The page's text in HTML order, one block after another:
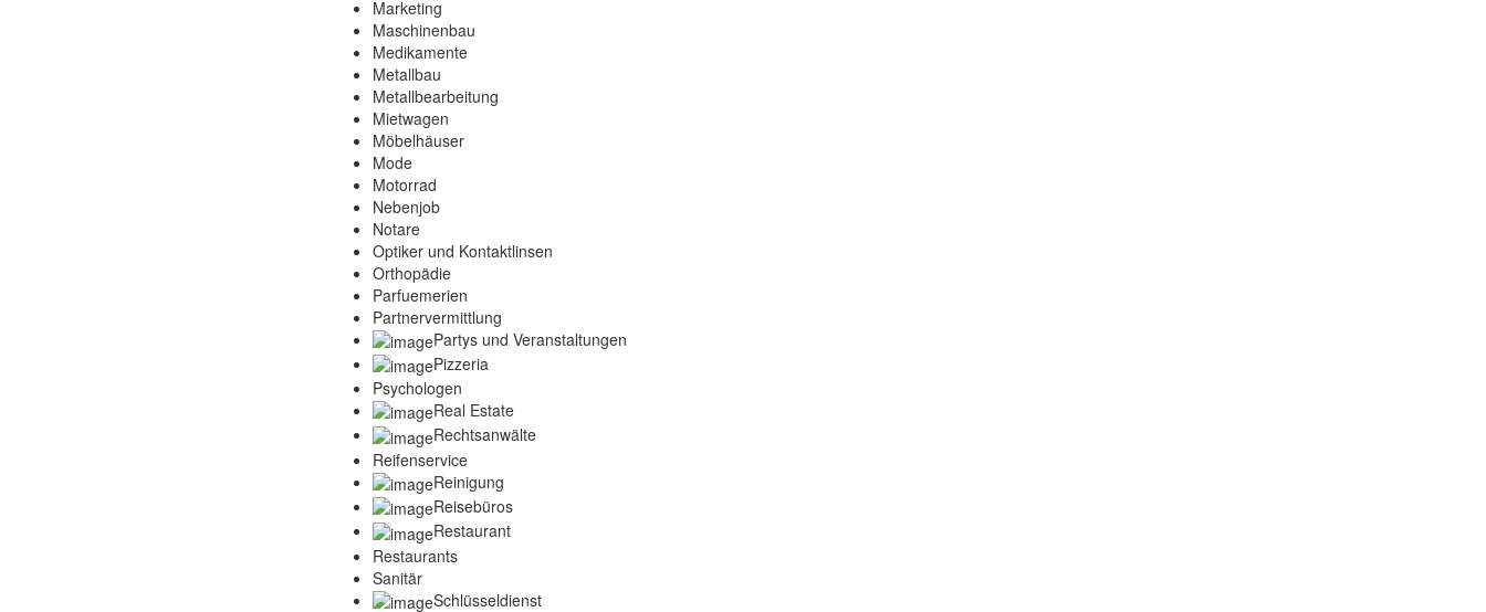
Marketing
Maschinenbau
Medikamente
Metallbau
Metallbearbeitung
Mietwagen
Möbelhäuser
Mode
Motorrad
Nebenjob
Notare
Optiker und Kontaktlinsen
Orthopädie
Parfuemerien
Partnervermittlung
Partys und Veranstaltungen
Pizzeria
Psychologen
Real Estate
Rechtsanwälte
Reifenservice
Reinigung
Reisebüros
Restaurant
Restaurants
Sanitär
Schlüsseldienst